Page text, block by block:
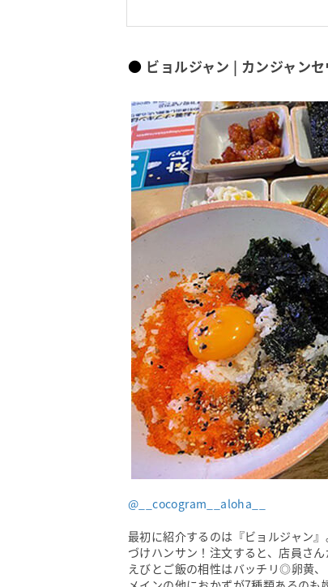
ビョルジャン | カンジャンセ
@__cocogram__aloha__
最初に紹介するのは『ビョルジャン
づけハンサン！注文すると、店員さ
えびとご飯の相性はバッチリ◎卵黄